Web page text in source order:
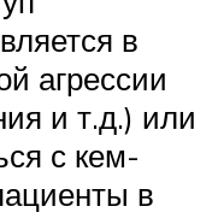
в
агрессии
и т.д.) или
с кем-
в